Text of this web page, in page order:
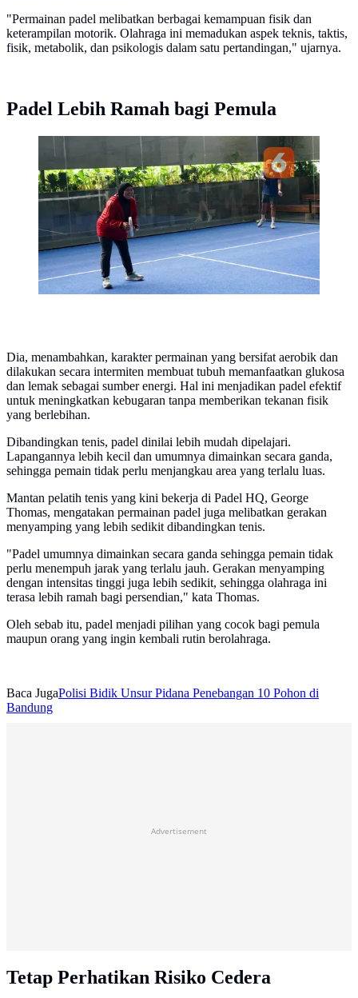
"Permainan padel melibatkan berbagai kemampuan fisik dan
keterampilan motorik. Olahraga ini memadukan aspek teknis, taktis,
fisik, metabolik, dan psikologis dalam satu pertandingan," ujarnya.
Padel Lebih Ramah bagi Pemula
Padel makin populer berkat manfaatnya bagi kesehatan
fisik, mental, dan kebugaran. (Foto: Aditya Eka
Prawira/Liputan6.com)
Dia, menambahkan, karakter permainan yang bersifat aerobik dan
dilakukan secara intermiten membuat tubuh memanfaatkan glukosa
dan lemak sebagai sumber energi. Hal ini menjadikan padel efektif
untuk meningkatkan kebugaran tanpa memberikan tekanan fisik
yang berlebihan.
Dibandingkan tenis, padel dinilai lebih mudah dipelajari.
Lapangannya lebih kecil dan umumnya dimainkan secara ganda,
sehingga pemain tidak perlu menjangkau area yang terlalu luas.
Mantan pelatih tenis yang kini bekerja di Padel HQ, George
Thomas, mengatakan permainan padel juga melibatkan gerakan
menyamping yang lebih sedikit dibandingkan tenis.
"Padel umumnya dimainkan secara ganda sehingga pemain tidak
perlu menempuh jarak yang terlalu jauh. Gerakan menyamping
dengan intensitas tinggi juga lebih sedikit, sehingga olahraga ini
terasa lebih ramah bagi persendian," kata Thomas.
Oleh sebab itu, padel menjadi pilihan yang cocok bagi pemula
maupun orang yang ingin kembali rutin berolahraga.
Baca JugaPolisi Bidik Unsur Pidana Penebangan 10 Pohon di
Bandung
Advertisement
Tetap Perhatikan Risiko Cedera